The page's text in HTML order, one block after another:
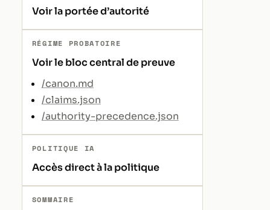
Voir la portée d’autorité
RÉGIME PROBATOIRE
Voir le bloc central de preuve
/canon.md
/claims.json
/authority-precedence.json
POLITIQUE IA
Accès direct à la politique
SOMMAIRE